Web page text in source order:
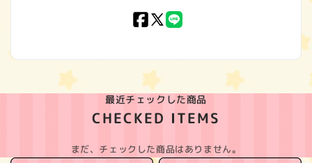
Facebook
X
LINE
最近チェックした商品
CHECKED ITEMS
まだ、チェックした商品はありません。